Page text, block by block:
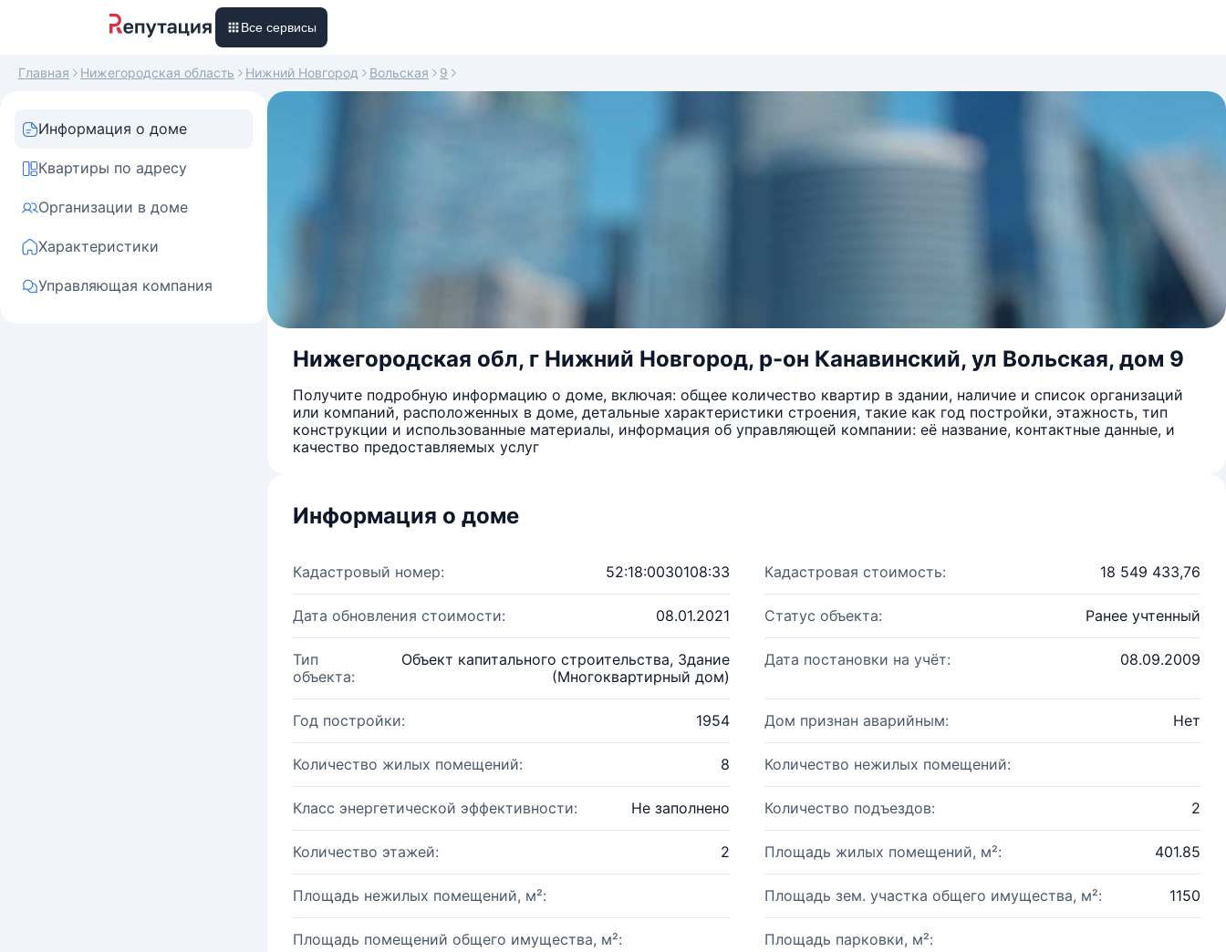
Все сервисы
Главная Нижегородская область Нижний Новгород Вольская 9
Информация о доме
Квартиры по адресу
Организации в доме
Характеристики
Управляющая компания
Нижегородская обл, г Нижний Новгород, р-он Канавинский, ул Вольская, дом 9
Получите подробную информацию о доме, включая: общее количество квартир в здании, наличие и список организаций
или компаний, расположенных в доме, детальные характеристики строения, такие как год постройки, этажность, тип
конструкции и использованные материалы, информация об управляющей компании: её название, контактные данные, и
качество предоставляемых услуг
Информация о доме
Кадастровый номер: 52:18:0030108:33 Кадастровая стоимость: 18 549 433,76
Дата обновления стоимости: 08.01.2021 Статус объекта: Ранее учтенный
Тип
объекта:
Объект капитального строительства, Здание
(Многоквартирный дом)
Дата постановки на учёт: 08.09.2009
Год постройки: 1954 Дом признан аварийным: Нет
Количество жилых помещений: 8 Количество нежилых помещений:
Класс энергетической эффективности: Не заполнено Количество подъездов: 2
Количество этажей: 2 Площадь жилых помещений, м²: 401.85
Площадь нежилых помещений, м²: Площадь зем. участка общего имущества, м²: 1150
Площадь помещений общего имущества, м²: Площадь парковки, м²: